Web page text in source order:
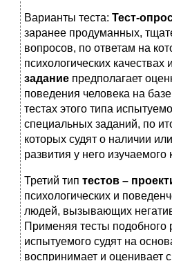
Варианты теста: Тест-
заранее продуманных,
вопросов, по ответам на
психологических
задание предполагает
поведения человека на
тестах этого типа
специальных заданий, по
которых судят о наличии
развития у него изучаемого
Третий тип тестов –
психологических и
людей, вызывающих
Применяя тесты подобного
испытуемого судят на
воспринимает и оценивает